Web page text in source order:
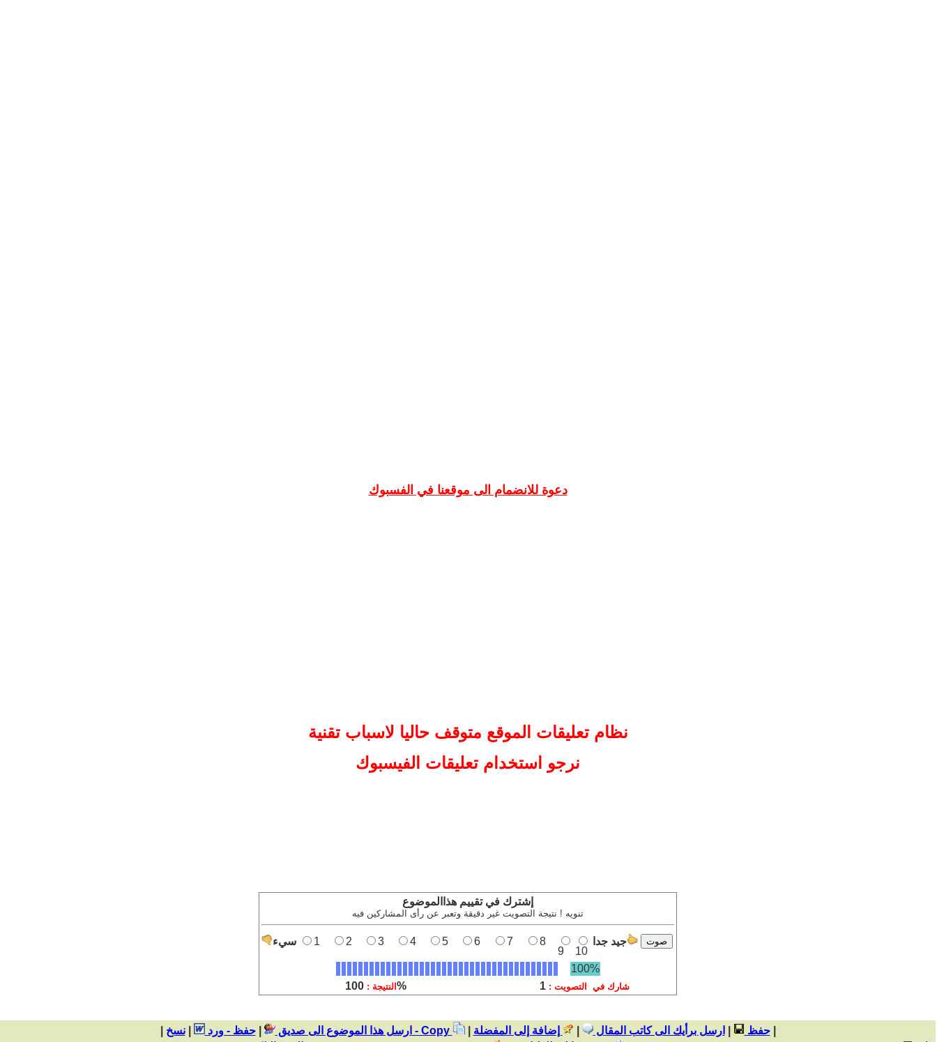
دعوة للانضمام الى موقعنا في الفسبوك
نظام تعليقات الموقع متوقف حاليا لاسباب تقنية
نرجو استخدام تعليقات الفيسبوك
إشترك في تقييم هذاالموضوع
تنويه ! نتيجة التصويت غير دقيقة وتعبر عن رأى المشاركين فيه
سيء 1 2 3 4 5 6 7
8
9
10
جيد جدا
100%
النتيجة : 100% شارك في التصويت : 1
ارسل هذا الموضوع الى صديق |حفظ - ورد | نسخ - Copy | حفظ ارسل برأيك الى كاتب المقال إضافة إلى المفضلة
|